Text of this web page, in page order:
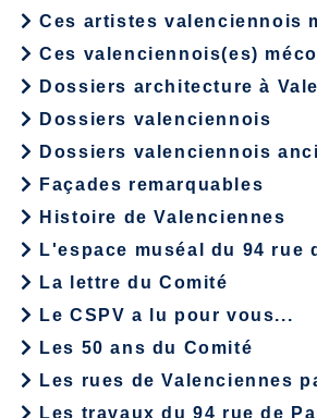
Ces artistes valenciennois
Ces valenciennois(es)
Dossiers architecture à
Dossiers valenciennois
Dossiers valenciennois
Façades remarquables
Histoire de Valenciennes
L'espace muséal du 94 rue
La lettre du Comité
Le CSPV a lu pour vous...
Les 50 ans du Comité
Les rues de Valenciennes
Les travaux du 94 rue de